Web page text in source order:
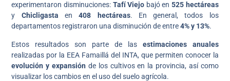
experimentaron disminuciones: Tafí Viejo bajó en525 hectáreas
y Chicligasta en408 hectáreas. En general, todos los
departamentos registraron una disminución de entre4% y 13%.
Estos resultados son parte de las estimaciones anuales
realizadas por la EEA Famaillá del INTA, que permiten conocer la
evolución y expansión de los cultivos en la provincia, así como
visualizar los cambios en el uso del suelo agrícola.